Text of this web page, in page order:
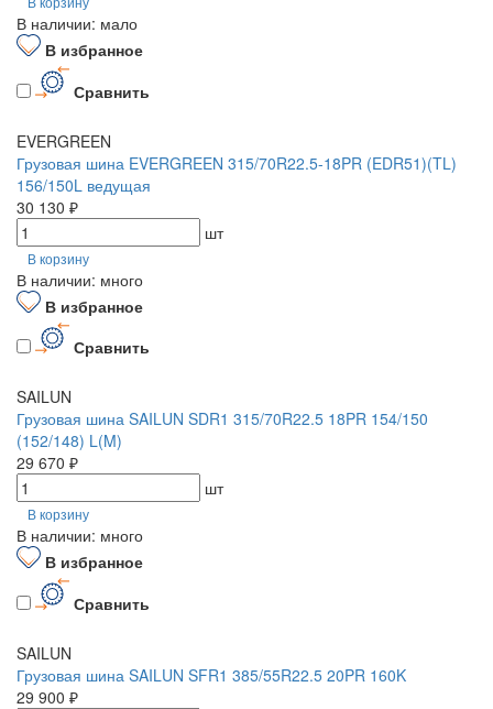
В наличии: мало
В избранное
Сравнить
EVERGREEN
Грузовая шина EVERGREEN 315/70R22.5-18PR (EDR51)(TL)
156/150L ведущая
30 130 ₽
шт
В корзину
В наличии: много
В избранное
Сравнить
SAILUN
Грузовая шина SAILUN SDR1 315/70R22.5 18PR 154/150
(152/148) L(M)
29 670 ₽
шт
В корзину
В наличии: много
В избранное
Сравнить
SAILUN
Грузовая шина SAILUN SFR1 385/55R22.5 20PR 160K
29 900 ₽